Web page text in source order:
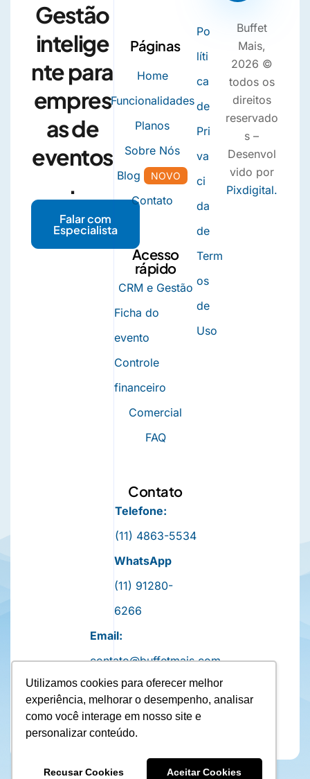
Utilizamos cookies para oferecer melhor
experiência, melhorar o desempenho, analisar
como você interage em nosso site e
personalizar conteúdo.
Recusar Cookies Aceitar Cookies
Gestão
intelige
nte para
empres
as de
eventos
.
Falar com
Especialista
Páginas
Home
Funcionalidades
Planos
Sobre Nós
Blog
NOVO
Contato
Acesso
rápido
CRM e Gestão
Ficha do
evento
Controle
financeiro
Comercial
FAQ
Contato
Telefone:
(11) 4863-5534
WhatsApp
(11) 91280-
6266
Email:
contato@buffetmais.com
Po
líti
ca
de
Pri
va
ci
da
de
Term
os
de
Uso
Buffet
Mais,
2026 ©
todos os
direitos
reservado
s –
Desenvol
vido por
Pixdigital.